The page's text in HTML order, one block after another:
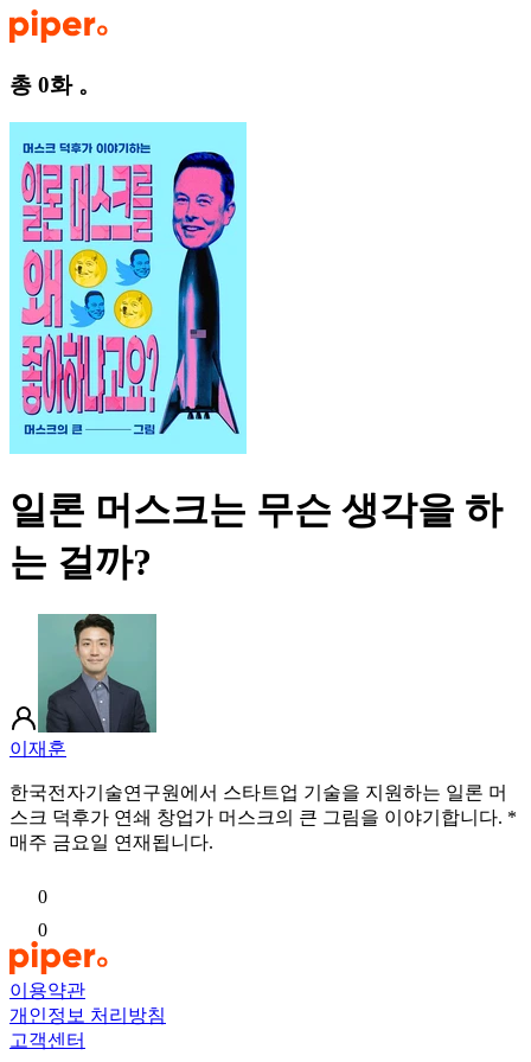
총 0화 。
일론 머스크는 무슨 생각을 하
는 걸까?
이재훈
한국전자기술연구원에서 스타트업 기술을 지원하는 일론 머
스크 덕후가 연쇄 창업가 머스크의 큰 그림을 이야기합니다. *
매주 금요일 연재됩니다.
0
0
이용약관
개인정보 처리방침
고객센터